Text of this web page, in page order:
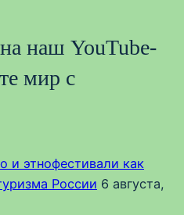
наш YouTube-
мир с
и этнофестивали как
России 6 августа,